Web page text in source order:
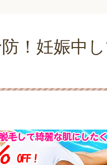
！妊娠中